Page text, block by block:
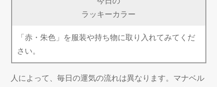
ラッキーカラー
「赤・朱色」を服装や持ち物に取り入れてみてくだ
さい。
人によって、毎日の運気の流れは異なります。マナベル